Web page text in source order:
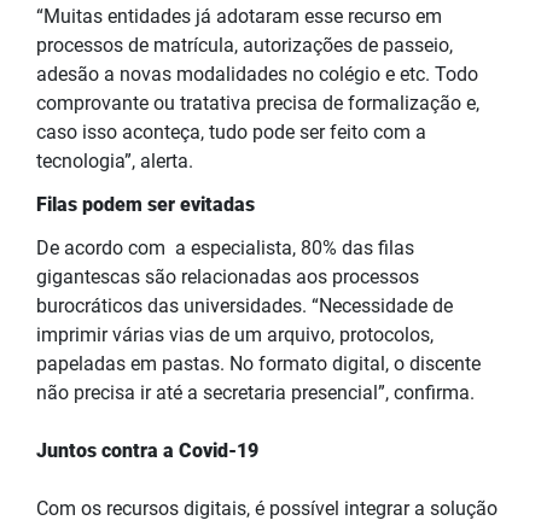
“Muitas entidades já adotaram esse recurso em
processos de matrícula, autorizações de passeio,
adesão a novas modalidades no colégio e etc. Todo
comprovante ou tratativa precisa de formalização e,
caso isso aconteça, tudo pode ser feito com a
tecnologia”, alerta.
Filas podem ser evitadas
De acordo com a especialista, 80% das filas
gigantescas são relacionadas aos processos
burocráticos das universidades. “Necessidade de
imprimir várias vias de um arquivo, protocolos,
papeladas em pastas. No formato digital, o discente
não precisa ir até a secretaria presencial”, confirma.
Juntos contra a Covid-19
Com os recursos digitais, é possível integrar a solução